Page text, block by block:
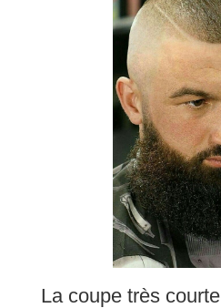
La coupe très courte